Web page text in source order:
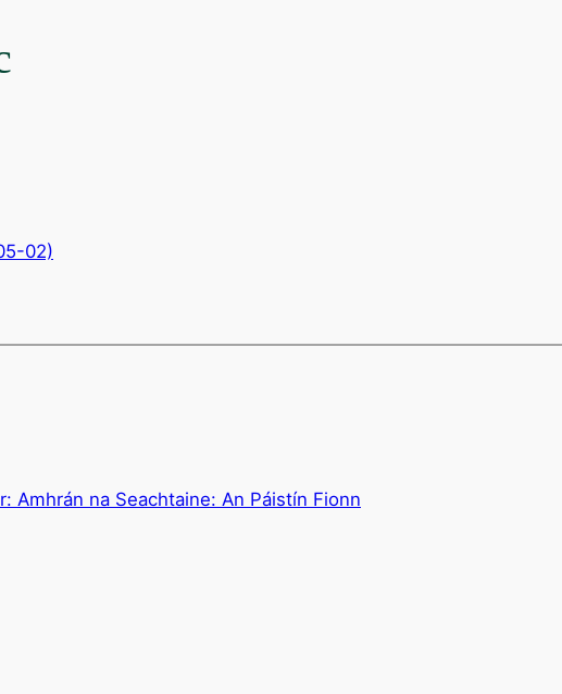
02)
Amhrán na Seachtaine: An Páistín Fionn